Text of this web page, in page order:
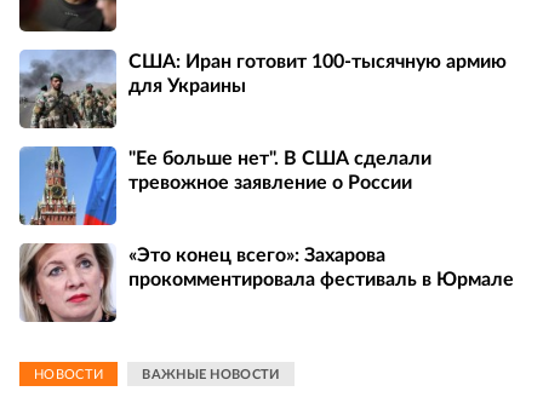
США: Иран готовит 100-тысячную армию
для Украины
"Ее больше нет". В США сделали
тревожное заявление о России
«Это конец всего»: Захарова
прокомментировала фестиваль в Юрмале
НОВОСТИ ВАЖНЫЕ НОВОСТИ